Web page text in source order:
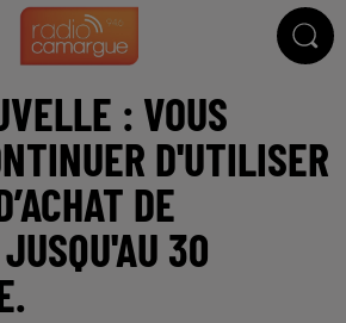
: VOUS
D'UTILISER
DE
30